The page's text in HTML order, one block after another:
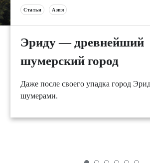
Статьи Азия
Эриду — древнейший
шумерский город
Даже после своего упадка город
шумерами.